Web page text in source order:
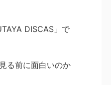
DISCAS」で
る前に面白いのか